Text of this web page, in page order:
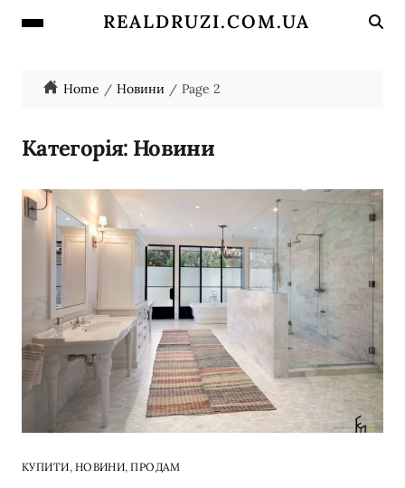
REALDRUZI.COM.UA
Home Новини Page 2
Категорія: Новини
КУПИТИ, НОВИНИ,ПРОДАМ